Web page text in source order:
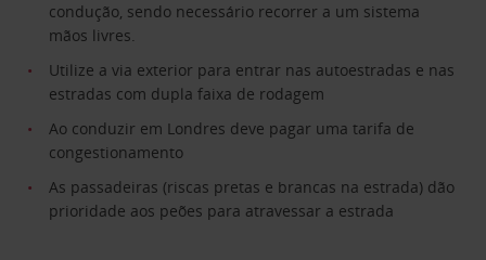
condução, sendo necessário recorrer a um sistema
mãos livres.
Utilize a via exterior para entrar nas autoestradas e nas
estradas com dupla faixa de rodagem
Ao conduzir em Londres deve pagar uma tarifa de
congestionamento
As passadeiras (riscas pretas e brancas na estrada) dão
prioridade aos peões para atravessar a estrada